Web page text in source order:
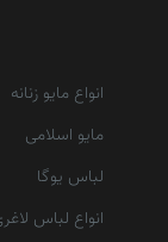
انواع مایو زنانه
مایو اسلامی
لباس یوگا
انواع لباس